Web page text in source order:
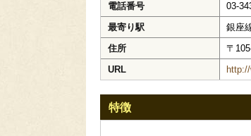
電話番号
03-
最寄り駅
銀座
住所
〒
URL
特徴